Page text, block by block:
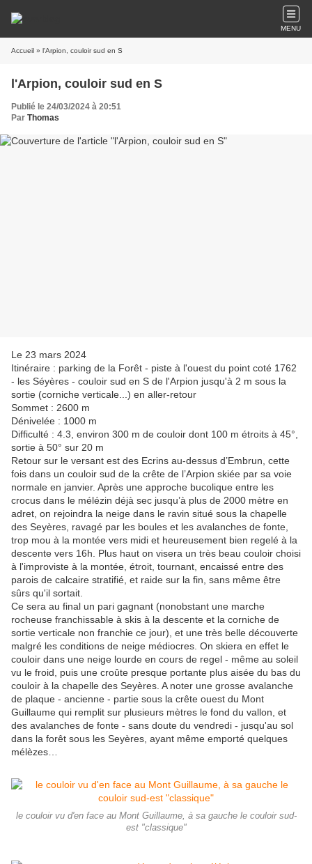
MENU
Accueil » l'Arpion, couloir sud en S
l'Arpion, couloir sud en S
Publié le 24/03/2024 à 20:51
Par Thomas
Le 23 mars 2024
Itinéraire : parking de la Forêt - piste à l'ouest du point coté 1762
- les Séyères - couloir sud en S de l'Arpion jusqu'à 2 m sous la
sortie (corniche verticale...) en aller-retour
Sommet : 2600 m
Dénivelée : 1000 m
Difficulté : 4.3, environ 300 m de couloir dont 100 m étroits à 45°,
sortie à 50° sur 20 m
Retour sur le versant est des Ecrins au-dessus d’Embrun, cette
fois dans un couloir sud de la crête de l’Arpion skiée par sa voie
normale en janvier. Après une approche bucolique entre les
crocus dans le mélézin déjà sec jusqu’à plus de 2000 mètre en
adret, on rejoindra la neige dans le ravin situé sous la chapelle
des Seyères, ravagé par les boules et les avalanches de fonte,
trop mou à la montée vers midi et heureusement bien regelé à la
descente vers 16h. Plus haut on visera un très beau couloir choisi
à l'improviste à la montée, étroit, tournant, encaissé entre des
parois de calcaire stratifié, et raide sur la fin, sans même être
sûrs qu'il sortait.
Ce sera au final un pari gagnant (nonobstant une marche
rocheuse franchissable à skis à la descente et la corniche de
sortie verticale non franchie ce jour), et une très belle découverte
malgré les conditions de neige médiocres. On skiera en effet le
couloir dans une neige lourde en cours de regel - même au soleil
vu le froid, puis une croûte presque portante plus aisée du bas du
couloir à la chapelle des Seyères. A noter une grosse avalanche
de plaque - ancienne - partie sous la crête ouest du Mont
Guillaume qui remplit sur plusieurs mètres le fond du vallon, et
des avalanches de fonte - sans doute du vendredi - jusqu'au sol
dans la forêt sous les Seyères, ayant même emporté quelques
mélèzes…
le couloir vu d'en face au Mont Guillaume, à sa gauche le couloir sud-
est "classique"